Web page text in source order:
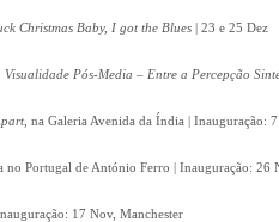
Christmas Baby, I got the Blues | 23 e 25 Dez
Pós-Media – Entre a Percepção
, na Galeria Avenida da Índia | Inauguração:
no Portugal de António Ferro | Inauguração: 26
17 Nov, Manchester